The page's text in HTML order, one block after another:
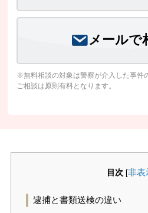
メールで
※無料相談の対象は警察が介入した事件
ご相談は原則有料となります。
目次 [非表
逮捕と書類送検の違い